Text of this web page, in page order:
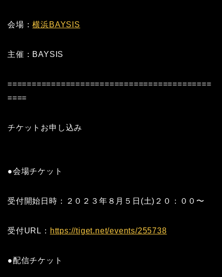
会場：横浜BAYSIS
主催：BAYSIS
==========================================
====
チケットお申し込み
●会場チケット
受付開始日時：２０２３年８月５日(土)２０：００〜
受付URL： https://tiget.net/events/255738
●配信チケット